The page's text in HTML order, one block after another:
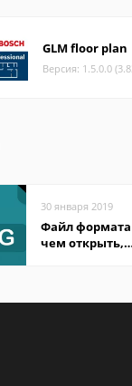
GLM floor plan
Версия: 1.5.0.0
30 января 2019
Файл формата
чем открыть,